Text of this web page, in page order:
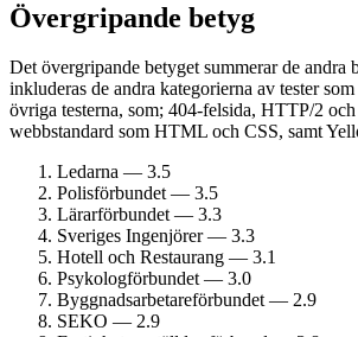
Övergripande betyg
Det övergripande betyget summerar de andra
inkluderas de andra kategorierna av tester
övriga testerna, som; 404-felsida, HTTP/2
webbstandard som HTML och CSS, samt
Ledarna — 3.5
Polisförbundet — 3.5
Lärarförbundet — 3.3
Sveriges Ingenjörer — 3.3
Hotell och Restaurang — 3.1
Psykolog­förbundet — 3.0
Byggnadsarbetare­förbundet — 2.9
SEKO — 2.9